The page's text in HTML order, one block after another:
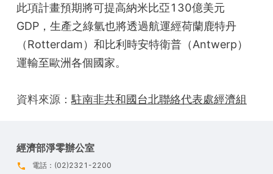
此項計畫預期將可提高納米比亞130億美元
GDP，生產之綠氫也將透過航運經荷蘭鹿特丹
（Rotterdam）和比利時安特衛普（Antwerp）
運輸至歐洲各個國家。
資料來源： 駐南非共和國台北聯絡代表處經濟組
經濟部淨零辦公室
電話：(02)2321-2200